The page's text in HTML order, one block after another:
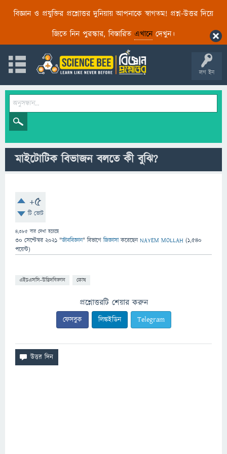
বিজ্ঞান ও প্রযুক্তির প্রশ্নোত্তর দুনিয়ায় আপনাকে স্বাগতম! প্রশ্ন-উত্তর দিয়ে
জিতে নিন পুরস্কার, বিস্তারিত এখানেদেখুন।
লগ ইন
মাইটোটিক বিভাজন বলতে কী বুঝি?
+5
টি ভোট
4,385 বার দেখা হয়েছে
30 সেপ্টেম্বর 2021 "জীববিজ্ঞান" বিভাগে জিজ্ঞাসাকরেছেনNAYEM MOLLAH (1,540
পয়েন্ট)
এইচএসসি-উদ্ভিদবিজ্ঞান কোষ
প্রশ্নোত্তরটি শেয়ার করুন
ফেসবুক লিঙ্কইডিন Telegram